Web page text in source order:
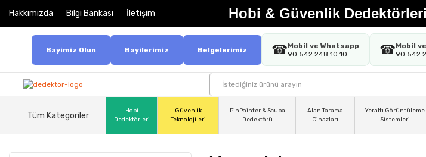
Hakkımızda Bilgi Bankası İletişim Hobi & Güvenlik
Bayimiz Olun Bayilerimiz Belgelerimiz ☎Mobil ve Whatsapp
90 542 248 10 10
☎Mobil
90 542
Tüm Kategoriler
Hobi
Dedektörleri
Güvenlik
Teknolojileri
PinPointer & Scuba
Dedektörü
Alan Tarama
Cihazları
Yeraltı Görüntüleme
Sistemleri